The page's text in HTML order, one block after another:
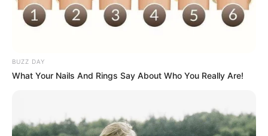
BUZZ DAY
What Your Nails And Rings Say About Who You Really Are!